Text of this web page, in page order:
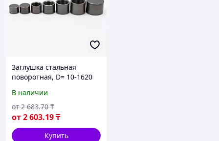
Заглушка стальная
поворотная, D= 10-1620
20..., Стандарт: АТК
24.200.02-90...
В наличии
от2 603.19₸
от 2 683.70 ₸
Купить